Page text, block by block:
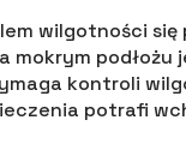
wilgotności
mokrym
kontroli
potrafi